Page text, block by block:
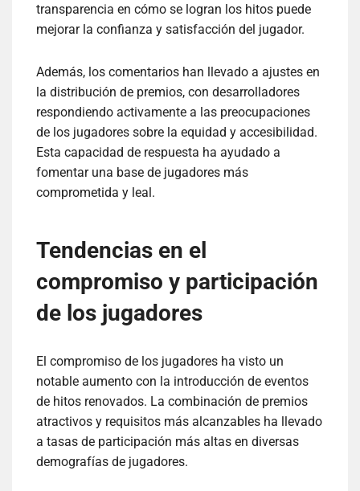
transparencia en cómo se logran los hitos puede
mejorar la confianza y satisfacción del jugador.
Además, los comentarios han llevado a ajustes en
la distribución de premios, con desarrolladores
respondiendo activamente a las preocupaciones
de los jugadores sobre la equidad y accesibilidad.
Esta capacidad de respuesta ha ayudado a
fomentar una base de jugadores más
comprometida y leal.
Tendencias en el
compromiso y participación
de los jugadores
El compromiso de los jugadores ha visto un
notable aumento con la introducción de eventos
de hitos renovados. La combinación de premios
atractivos y requisitos más alcanzables ha llevado
a tasas de participación más altas en diversas
demografías de jugadores.